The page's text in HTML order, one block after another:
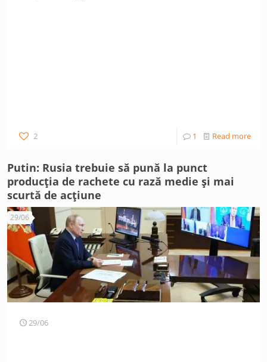
2 1 Read more
Putin: Rusia trebuie să pună la punct
producția de rachete cu rază medie și mai
scurtă de acțiune
29/06
29/06